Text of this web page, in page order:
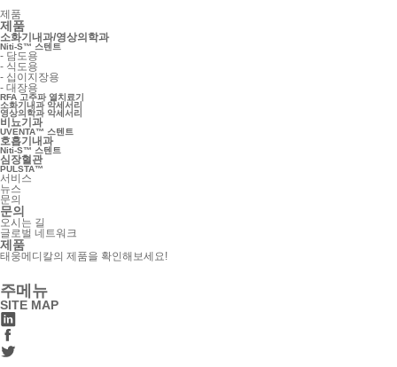
제품
제품
소화기내과/영상의학과
Niti-S™ 스텐트
- 담도용
- 식도용
- 십이지장용
- 대장용
RFA 고주파 열치료기
소화기내과 악세서리
영상의학과 악세서리
비뇨기과
UVENTA™ 스텐트
호흡기내과
Niti-S™ 스텐트
심장혈관
PULSTA™
서비스
뉴스
문의
문의
오시는 길
글로벌 네트워크
제품
태웅메디칼의 제품을 확인해보세요!
주메뉴
SITE MAP